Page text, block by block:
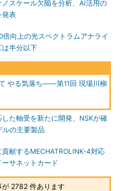
スケール欠陥を分析、AI活用の
発表
向上の光スペクトラムアナライ
は半分以下
やる気落ち――第11回 現場川柳
た軸受を新たに開発、NSKが確
ルの主要製品
献するMECHATROLINK-4対応
サネットカード
2782 件あります